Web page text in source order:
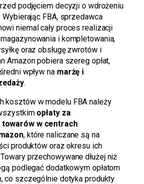
podjęciem decyzji o wdrożeniu
FBA, sprzedawca
niemal cały proces realizacji
i kompletowania,
oraz obsługę zwrotów i
Amazon pobiera szereg opłat,
wpływ na marżę i
.
kosztów w modelu FBA należy
opłaty za
towarów w centrach
, które naliczane są na
produktów oraz okresu ich
przechowywane dłużej niż
podlegać dodatkowym opłatom
co szczególnie dotyka produkty